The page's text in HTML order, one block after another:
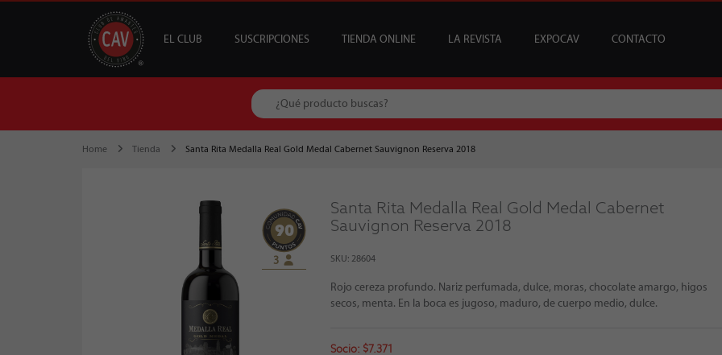
EL CLUB SUSCRIPCIONES TIENDA ONLINE LA REVISTA EXPOCAV CONTACTO
Home Tienda Santa Rita Medalla Real Gold Medal Cabernet Sauvignon Reserva 2018
90
3
Santa Rita Medalla Real Gold Medal Cabernet
Sauvignon Reserva 2018
SKU: 28604
Rojo cereza profundo. Nariz perfumada, dulce, moras, chocolate amargo, higos
secos, menta. En la boca es jugoso, maduro, de cuerpo medio, dulce.
Socio: $7.371